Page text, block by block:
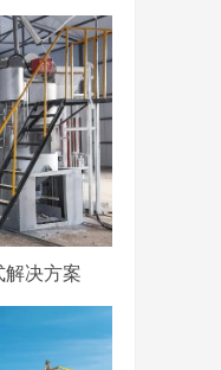
决方案